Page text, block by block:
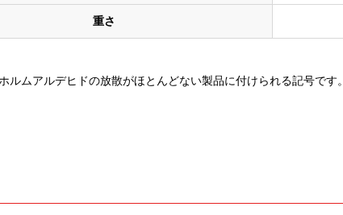
重さ
ムアルデヒドの放散がほとんどない製品に付けられる記号です。